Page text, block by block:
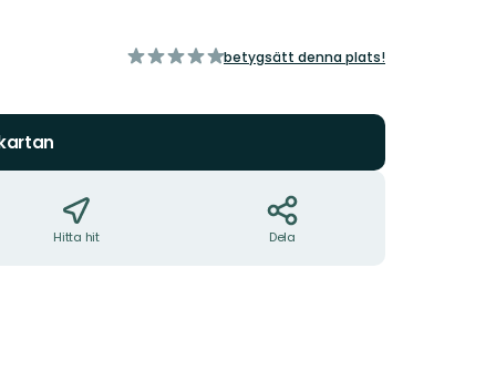
av
betygsätt denna plats!
Hitta hit Dela